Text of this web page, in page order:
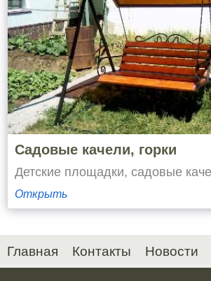
Садовые качели, горки
Детские площадки, садовые
Открыть
Главная Контакты Новости